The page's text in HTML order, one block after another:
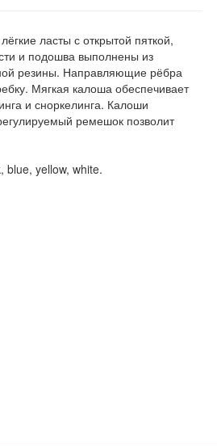
ласты с открытой пяткой,
и подошва выполнены из
резины. Направляющие рёбра
Мягкая калоша обеспечивает
и сноркелинга. Калоши
ремешок позволит
blue, yellow, white.